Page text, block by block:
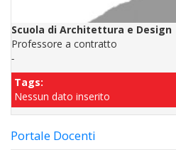
Scuola di Architettura e Design
Professore a contratto
-
Tags:
Nessun dato inserito
Portale Docenti